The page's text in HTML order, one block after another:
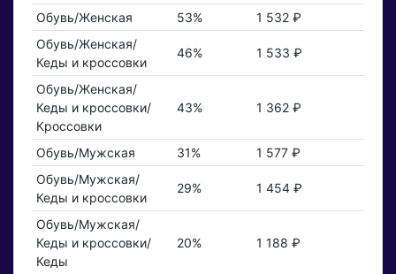
Обувь/Женская
53%
1 532 ₽
Обувь/Женская/
Кеды и кроссовки
46% 1 533 ₽
Обувь/Женская/
Кеды и кроссовки/
Кроссовки
43% 1 362 ₽
Обувь/Мужская 31%
1 577 ₽
Обувь/Мужская/
Кеды и кроссовки
29% 1 454 ₽
Обувь/Мужская/
Кеды и кроссовки/
Кеды
20% 1 188 ₽